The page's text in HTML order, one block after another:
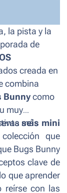
la pista y la
de
creada en
combina
Bunny como
muy
más
seis mini
que
Bugs Bunny
clave de
que aprender
reírse con las